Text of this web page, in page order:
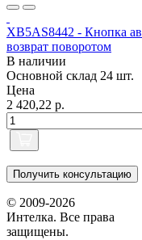
XB5AS8442 - Кнопка
возврат поворотом
В наличии
Основной склад 24 шт.
Цена
2 420,22 р.
Получить консультацию
© 2009-2026
Интелка. Все права
защищены.